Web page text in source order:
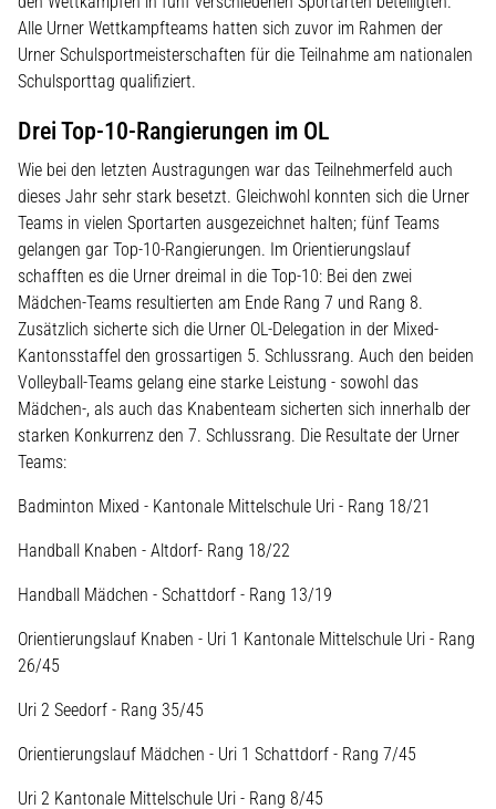
Alle Urner Wettkampfteams hatten sich zuvor im Rahmen der
Urner Schulsportmeisterschaften für die Teilnahme am nationalen
Schulsporttag qualifiziert.
Drei Top-10-Rangierungen im OL
Wie bei den letzten Austragungen war das Teilnehmerfeld auch
dieses Jahr sehr stark besetzt. Gleichwohl konnten sich die Urner
Teams in vielen Sportarten ausgezeichnet halten; fünf Teams
gelangen gar Top-10-Rangierungen. Im Orientierungslauf
schafften es die Urner dreimal in die Top-10: Bei den zwei
Mädchen-Teams resultierten am Ende Rang 7 und Rang 8.
Zusätzlich sicherte sich die Urner OL-Delegation in der Mixed-
Kantonsstaffel den grossartigen 5. Schlussrang. Auch den beiden
Volleyball-Teams gelang eine starke Leistung - sowohl das
Mädchen-, als auch das Knabenteam sicherten sich innerhalb der
starken Konkurrenz den 7. Schlussrang. Die Resultate der Urner
Teams:
Badminton Mixed - Kantonale Mittelschule Uri - Rang 18/21
Handball Knaben - Altdorf- Rang 18/22
Handball Mädchen - Schattdorf - Rang 13/19
Orientierungslauf Knaben - Uri 1 Kantonale Mittelschule Uri - Rang
26/45
Uri 2 Seedorf - Rang 35/45
Orientierungslauf Mädchen - Uri 1 Schattdorf - Rang 7/45
Uri 2 Kantonale Mittelschule Uri - Rang 8/45